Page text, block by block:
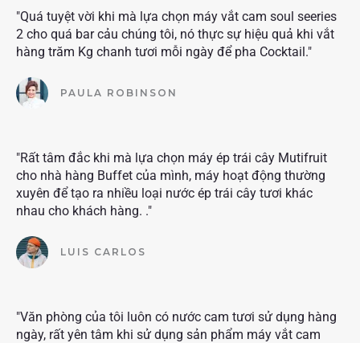
"Quá tuyệt vời khi mà lựa chọn máy vắt cam soul seeries
2 cho quá bar cảu chúng tôi, nó thực sự hiệu quả khi vắt
hàng trăm Kg chanh tươi mỗi ngày để pha Cocktail."
PAULA ROBINSON
"Rất tâm đắc khi mà lựa chọn máy ép trái cây Mutifruit
cho nhà hàng Buffet của mình, máy hoạt động thường
xuyên để tạo ra nhiều loại nước ép trái cây tươi khác
nhau cho khách hàng. ."
LUIS CARLOS
"Văn phòng của tôi luôn có nước cam tươi sử dụng hàng
ngày, rất yên tâm khi sử dụng sản phẩm máy vắt cam